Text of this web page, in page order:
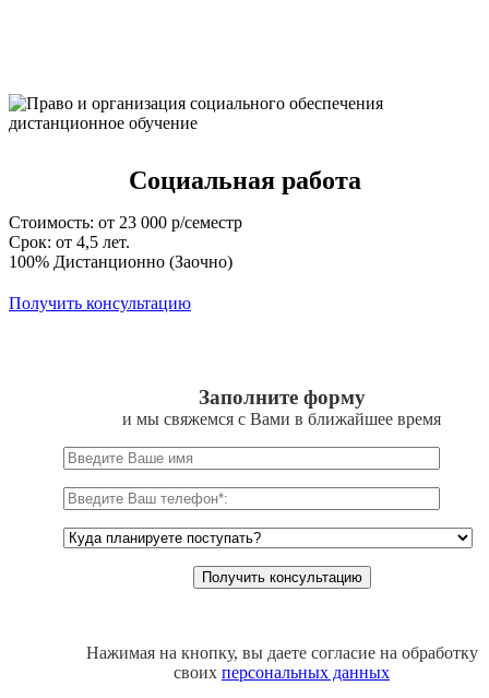
Социальная работа
Стоимость: от 23 000 р/семестр
Срок: от 4,5 лет.
100% Дистанционно (Заочно)
Получить консультацию
Заполните форму
и мы свяжемся с Вами в ближайшее время
Нажимая на кнопку, вы даете согласие на обработку
своих персональных данных